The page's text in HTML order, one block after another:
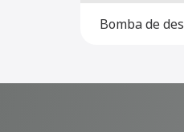
Bomba de